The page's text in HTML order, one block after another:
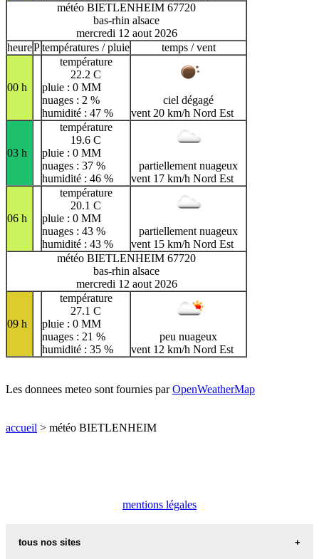
météo BIETLENHEIM 67720
bas-rhin alsace
mercredi 12 aout 2026
heurePtempératures / pluie temps / vent
00 h
température
22.2 C
pluie : 0 MM
nuages : 2 %
humidité : 47 %
ciel dégagé
vent 20 km/h Nord Est
03 h
température
19.6 C
pluie : 0 MM
nuages : 37 %
humidité : 46 %
partiellement nuageux
vent 17 km/h Nord Est
06 h
température
20.1 C
pluie : 0 MM
nuages : 43 %
humidité : 43 %
partiellement nuageux
vent 15 km/h Nord Est
météo BIETLENHEIM 67720
bas-rhin alsace
mercredi 12 aout 2026
09 h
température
27.1 C
pluie : 0 MM
nuages : 21 %
humidité : 35 %
peu nuageux
vent 12 km/h Nord Est
Les donnees meteo sont fournies parOpenWeatherMap
accueil > météo BIETLENHEIM
mentions légales
tous nos sites